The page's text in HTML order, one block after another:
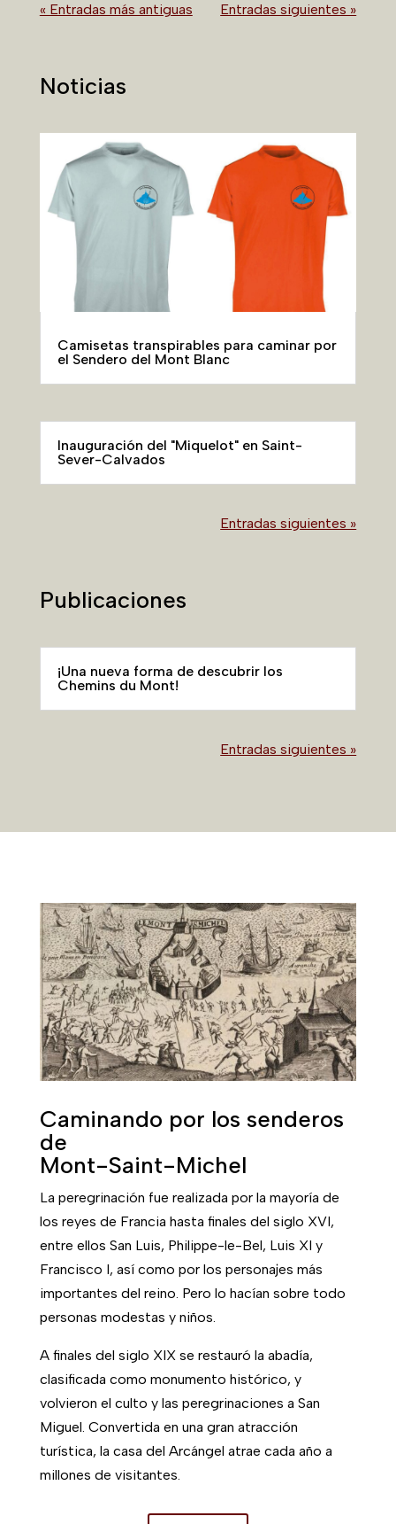
« Entradas más antiguas Entradas siguientes »
Noticias
Camisetas transpirables para caminar por
el Sendero del Mont Blanc
Inauguración del "Miquelot" en Saint-
Sever-Calvados
Entradas siguientes »
Publicaciones
¡Una nueva forma de descubrir los
Chemins du Mont!
Entradas siguientes »
Caminando por los senderos
de
Mont-Saint-Michel
La peregrinación fue realizada por la mayoría de
los reyes de Francia hasta finales del siglo XVI,
entre ellos San Luis, Philippe-le-Bel, Luis XI y
Francisco I, así como por los personajes más
importantes del reino. Pero lo hacían sobre todo
personas modestas y niños.
A finales del siglo XIX se restauró la abadía,
clasificada como monumento histórico, y
volvieron el culto y las peregrinaciones a San
Miguel. Convertida en una gran atracción
turística, la casa del Arcángel atrae cada año a
millones de visitantes.